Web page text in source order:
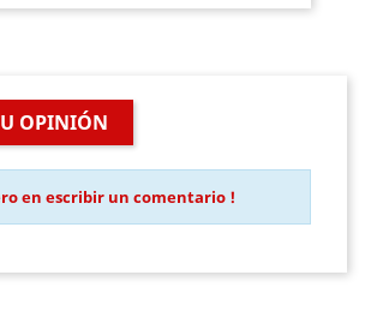
OPINIÓN
en escribir un comentario !